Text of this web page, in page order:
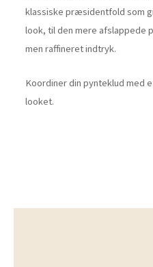
klassiske præsidentfold som
look, til den mere afslappede
men raffineret indtryk.
Koordiner din pynteklud med
looket.